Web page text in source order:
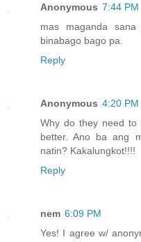
Anonymous 7:44 PM
mas maganda
binabago bago pa.
Reply
Anonymous 4:20 PM
Why do they need to
better. Ano ba ang
natin? Kakalungkot!!!!
Reply
nem 6:09 PM
Yes! I agree w/